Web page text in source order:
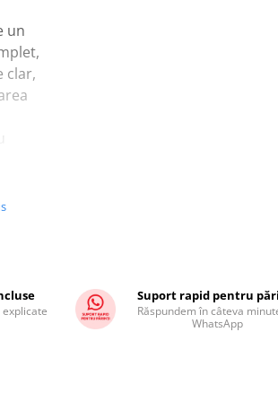
un
clar,
Suport rapid pentru
Răspundem în câteva
WhatsApp